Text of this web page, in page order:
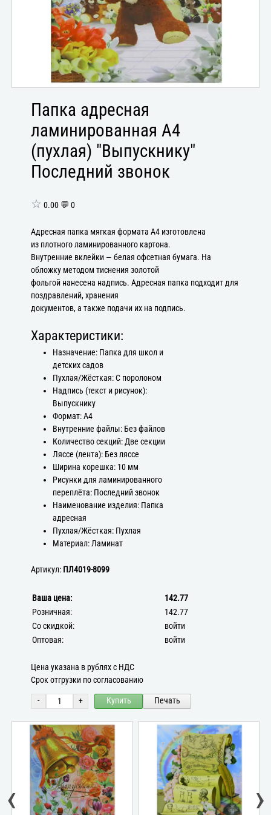
Папка адресная
ламинированная А4
(пухлая) "Выпускнику"
Последний звонок
☆ 0.00 💬 0
Адресная папка мягкая формата А4 изготовлена
из плотного ламинированного картона.
Внутренние вклейки — белая офсетная бумага. На
обложку методом тиснения золотой
фольгой нанесена надпись. Адресная папка подходит для
поздравлений, хранения
документов, а также подачи их на подпись.
Характеристики:
Назначение: Папка для школ и
детских садов
Пухлая/Жёсткая: С поролоном
Надпись (текст и рисунок):
Выпускнику
Формат: А4
Внутренние файлы: Без файлов
Количество секций: Две секции
Ляссе (лента): Без ляссе
Ширина корешка: 10 мм
Рисунки для ламинированного
переплёта: Последний звонок
Наименование изделия: Папка
адресная
Пухлая/Жёсткая: Пухлая
Материал: Ламинат
Артикул: ПЛ4019-8099
Ваша цена:
142.77
Розничная:
142.77
Со скидкой:
войти
Оптовая:
войти
Цена указана в рублях с НДС
Срок отгрузки по согласованию
- + Купить Печать
‹ ›